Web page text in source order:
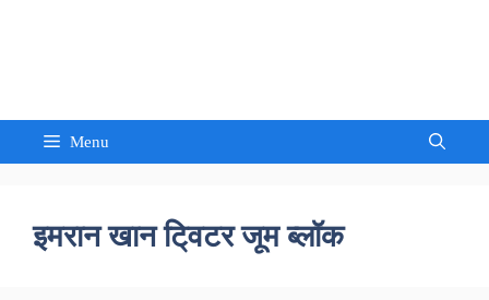
Menu
इमरान खान टि्वटर जूम ब्लॉक